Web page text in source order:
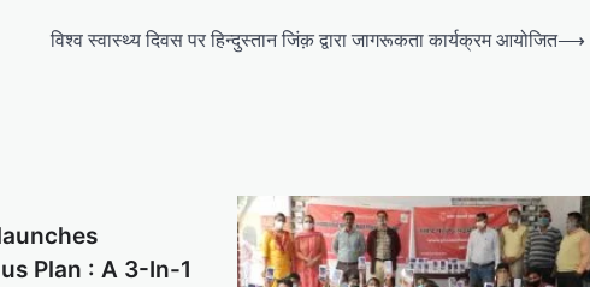
विश्व स्वास्थ्य दिवस पर हिन्दुस्तान जिंक़ द्वारा जागरूकता कार्यक्रम आयोजित⟶
Plan : A 3-In-1